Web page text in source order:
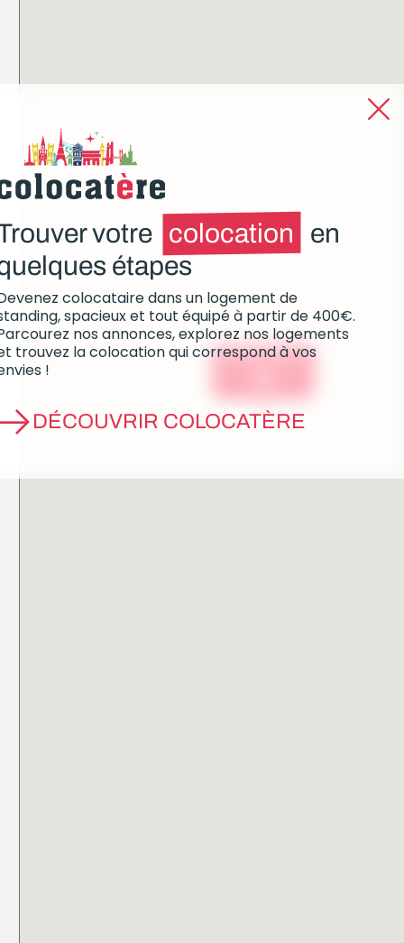
votre colocation
en
étapes
colocataire dans un logement de
spacieux et tout équipé à partir de 400€.
nos annonces, explorez nos logements
trouvez la colocation qui correspond à vos
!
DÉCOUVRIR COLOCATÈRE
Colocations :